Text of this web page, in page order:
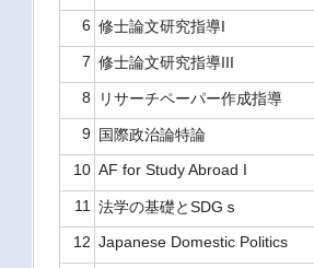
6 修士論文研究指導I
7 修士論文研究指導III
8
リサーチペーパー作成指導
9 国際政治論特論
10 AF for Study Abroad I
11
法学の基礎とSDGｓ
12 Japanese Domestic Politics